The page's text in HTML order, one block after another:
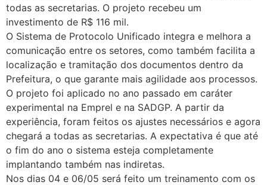
todas as secretarias. O projeto recebeu um
investimento de R$ 116 mil.
O Sistema de Protocolo Unificado integra e melhora a
comunicação entre os setores, como também facilita a
localização e tramitação dos documentos dentro da
Prefeitura, o que garante mais agilidade aos processos.
O projeto foi aplicado no ano passado em caráter
experimental na Emprel e na SADGP. A partir da
experiência, foram feitos os ajustes necessários e agora
chegará a todas as secretarias. A expectativa é que até
o fim do ano o sistema esteja completamente
implantando também nas indiretas.
Nos dias 04 e 06/05 será feito um treinamento com os